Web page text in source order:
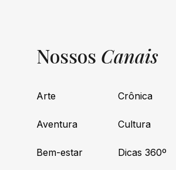
Nossos Canais
Arte
Aventura
Bem-estar
Crônica
Cultura
Dicas 360º